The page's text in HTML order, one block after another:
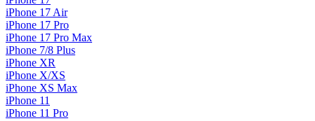
iPhone 17 Air
iPhone 17 Pro
iPhone 17 Pro Max
iPhone 7/8 Plus
iPhone XR
iPhone X/XS
iPhone XS Max
iPhone 11
iPhone 11 Pro